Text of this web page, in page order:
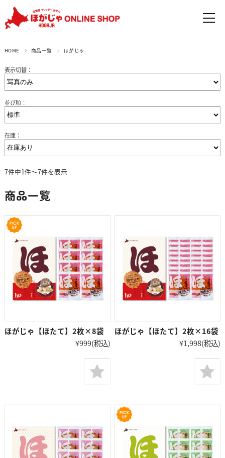
HOME 商品一覧 ほがじゃ
表示切替：
並び順：
在庫：
7件中1件～7件を表示
商品一覧
ほがじゃ【ほたて】2枚×8袋
¥999(税込)
ほがじゃ【ほたて】2枚×16袋
¥1,998(税込)